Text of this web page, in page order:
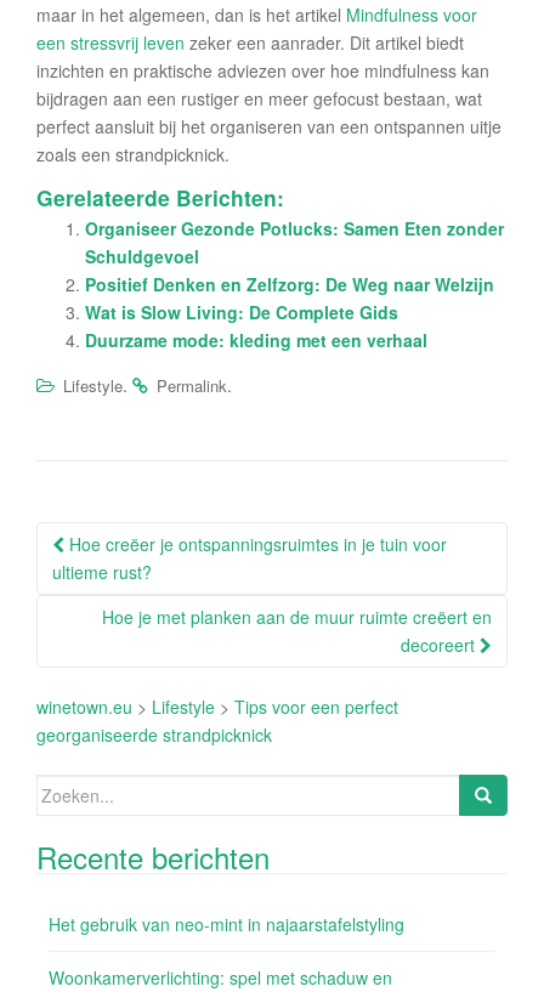
maar in het algemeen, dan is het artikel Mindfulness voor
een stressvrij leven zeker een aanrader. Dit artikel biedt
inzichten en praktische adviezen over hoe mindfulness kan
bijdragen aan een rustiger en meer gefocust bestaan, wat
perfect aansluit bij het organiseren van een ontspannen uitje
zoals een strandpicknick.
Gerelateerde Berichten:
Organiseer Gezonde Potlucks: Samen Eten zonder
Schuldgevoel
Positief Denken en Zelfzorg: De Weg naar Welzijn
Wat is Slow Living: De Complete Gids
Duurzame mode: kleding met een verhaal
Lifestyle. Permalink.
Berichtnavigatie
Hoe creëer je ontspanningsruimtes in je tuin voor
ultieme rust?
Hoe je met planken aan de muur ruimte creëert en
decoreert
winetown.eu > Lifestyle > Tips voor een perfect
georganiseerde strandpicknick
Zoeken
Recente berichten
Het gebruik van neo-mint in najaarstafelstyling
Woonkamerverlichting: spel met schaduw en